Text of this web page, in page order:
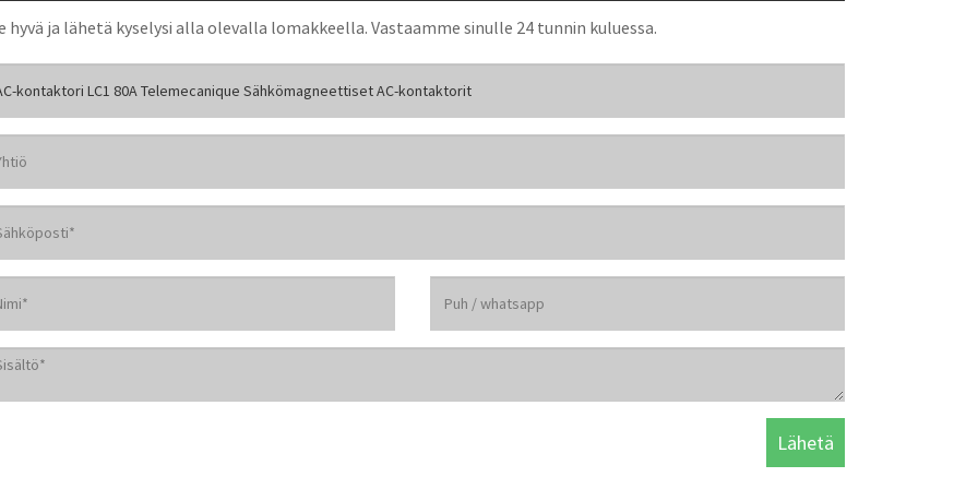
hyvä ja lähetä kyselysi alla olevalla lomakkeella. Vastaamme sinulle 24 tunnin kuluessa.